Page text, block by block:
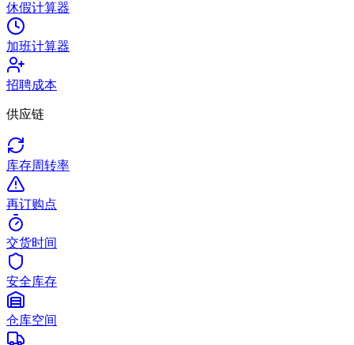
休假计算器
加班计算器
招聘成本
供应链
库存周转率
再订购点
交货时间
安全库存
仓库空间